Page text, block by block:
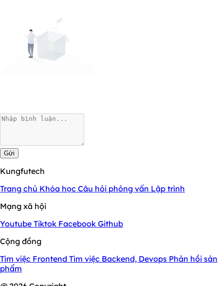
Gửi
Kungfutech
Trang chủ Khóa học Câu hỏi phỏng vấn Lập trình
Mạng xã hội
Youtube Tiktok Facebook Github
Cộng đồng
Tìm việc Frontend Tìm việc Backend, Devops Phản hồi sản
phẩm